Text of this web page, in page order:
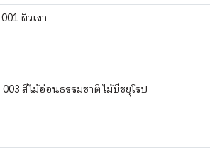
ผิวเงา
สีไม้อ่อนธรรมชาติ ไม้บีชยุโรป